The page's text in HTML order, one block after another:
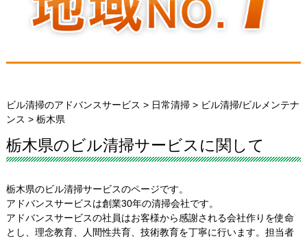
ビル清掃のアドバンスサービス > 日常清掃> ビル清掃/ビルメンテナ
ンス > 栃木県
栃木県のビル清掃サービスに関して
栃木県のビル清掃サービスのページです。
アドバンスサービスは創業30年の清掃会社です。
アドバンスサービスの社員はお客様から感謝される会社作りを使命
とし、理念教育、人間性共育、技術教育を丁寧に行います。担当者